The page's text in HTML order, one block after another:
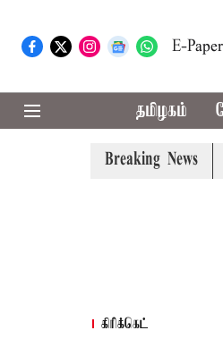
E-Paper
தமிழகம்
Breaking News
பெற்றார் சங்கீதா கோவை,
கிரிக்கெட்